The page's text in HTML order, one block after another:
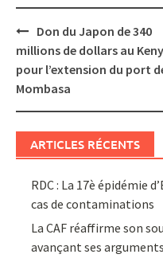
Post
navigation
Don du Japon de 340
millions de dollars au
pour l’extension du port
Mombasa
ARTICLES RÉCENTS
RDC : La 17è épidémie
cas de contaminations
La CAF réaffirme son
avançant ses arguments